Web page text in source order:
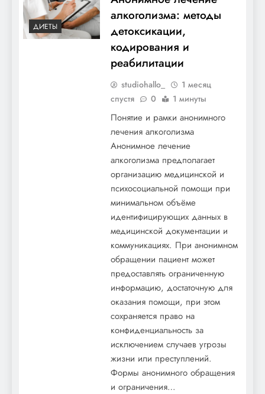
ДИЕТЫ
алкоголизма: методы
детоксикации,
кодирования и
реабилитации
studiohallo_
1 месяц
спустя
0 1 минуты
Понятие и рамки анонимного
лечения алкоголизма
Анонимное лечение
алкоголизма предполагает
организацию медицинской и
психосоциальной помощи при
минимальном объёме
идентифицирующих данных в
медицинской документации и
коммуникациях. При анонимном
обращении пациент может
предоставлять ограниченную
информацию, достаточную для
оказания помощи, при этом
сохраняется право на
конфиденциальность за
исключением случаев угрозы
жизни или преступлений.
Формы анонимного обращения
и ограничения…